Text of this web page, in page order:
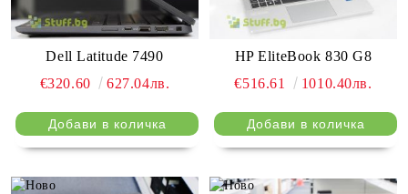
Dell Latitude 7490
€320.60
627.04лв.
HP EliteBook 830 G8
€516.61
1010.40лв.